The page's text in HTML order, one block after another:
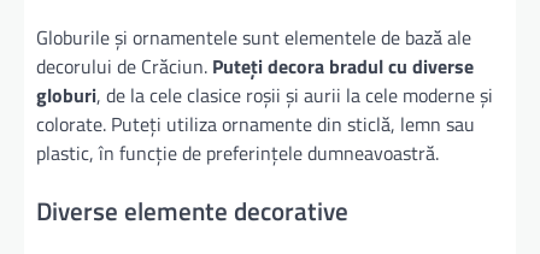
Globurile și ornamentele sunt elementele de bază ale
decorului de Crăciun. Puteți decora bradul cu diverse
globuri, de la cele clasice roșii și aurii la cele moderne și
colorate. Puteți utiliza ornamente din sticlă, lemn sau
plastic, în funcție de preferințele dumneavoastră.
Diverse elemente decorative